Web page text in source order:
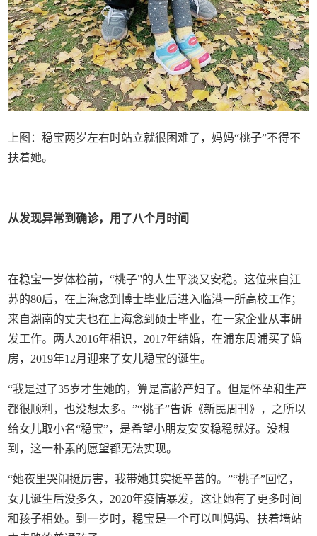
上图：稳宝两岁左右时站立就很困难了，妈妈“桃子”不得不
扶着她。
从发现异常到确诊，用了八个月时间
在稳宝一岁体检前，“桃子”的人生平淡又安稳。这位来自江
苏的80后，在上海念到博士毕业后进入临港一所高校工作；
来自湖南的丈夫也在上海念到硕士毕业，在一家企业从事研
发工作。两人2016年相识，2017年结婚，在浦东周浦买了婚
房，2019年12月迎来了女儿稳宝的诞生。
“我是过了35岁才生她的，算是高龄产妇了。但是怀孕和生产
都很顺利，也没想太多。”“桃子”告诉《新民周刊》，之所以
给女儿取小名“稳宝”，是希望小朋友安安稳稳就好。没想
到，这一朴素的愿望都无法实现。
“她夜里哭闹挺厉害，我带她其实挺辛苦的。”“桃子”回忆，
女儿诞生后没多久，2020年疫情暴发，这让她有了更多时间
和孩子相处。到一岁时，稳宝是一个可以叫妈妈、扶着墙站